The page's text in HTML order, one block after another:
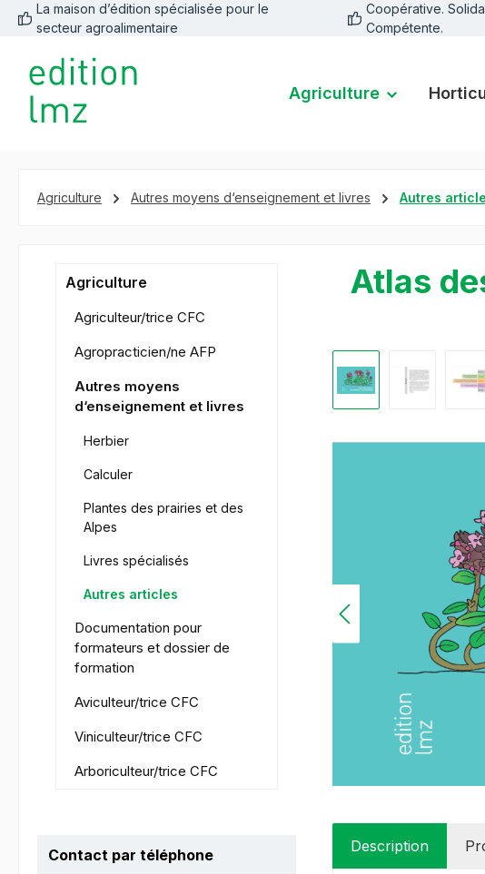
Passer à la navigation principale
La maison d’édition spécialisée pour le
secteur agroalimentaire
Coopérative.
Compétente.
Agriculture
Agriculture Autres moyens d‘enseignement et livres Autres
Agriculture
Agriculteur/trice CFC
Agropracticien/ne AFP
Autres moyens
d‘enseignement et livres
Herbier
Calculer
Plantes des prairies et des
Alpes
Livres spécialisés
Autres articles
Documentation pour
formateurs et dossier de
formation
Aviculteur/trice CFC
Viniculteur/trice CFC
Arboriculteur/trice CFC
Contact par téléphone
Atlas
Description